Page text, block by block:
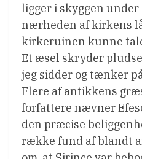
ligger i skyggen
nærheden af kirkens
kirkeruinen kunne
Et æsel skryder
jeg sidder og tænker
Flere af antikkens
forfattere nævner
den præcise
række fund af blandt